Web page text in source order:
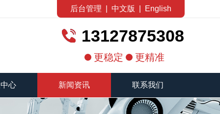
后台管理 中文版 English
13127875308
更稳定 更精准
心 新闻资讯 联系我们